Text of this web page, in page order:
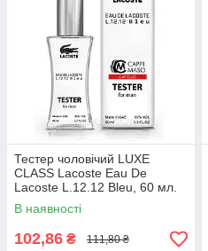
Тестер чоловічий LUXE
CLASS Lacoste Eau De
Lacoste L.12.12 Bleu, 60 мл.
В наявності
102,86 ₴ 111,80 ₴